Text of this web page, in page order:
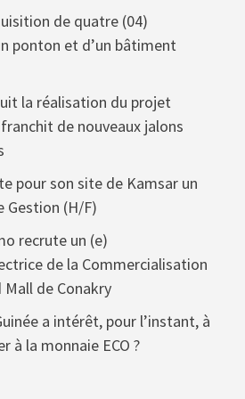
de quatre (04)
ponton et d’un bâtiment
la réalisation du projet
de nouveaux jalons
pour son site de Kamsar un
Gestion (H/F)
recrute un (e)
de la Commercialisation
Mall de Conakry
a intérêt, pour l’instant, à
à la monnaie ECO ?